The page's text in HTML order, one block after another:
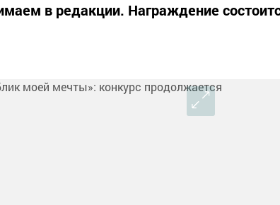
в редакции. Награждение